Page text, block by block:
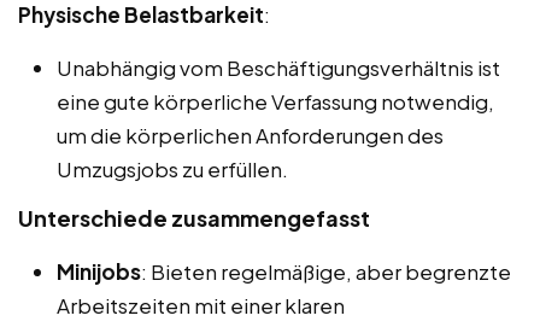
Physische Belastbarkeit:
Unabhängig vom Beschäftigungsverhältnis ist
eine gute körperliche Verfassung notwendig,
um die körperlichen Anforderungen des
Umzugsjobs zu erfüllen.
Unterschiede zusammengefasst
Minijobs: Bieten regelmäßige, aber begrenzte
Arbeitszeiten mit einer klaren